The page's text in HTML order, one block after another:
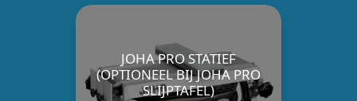
JOHA PRO STATIEF
(OPTIONEEL BIJ JOHA PRO
SLIJPTAFEL)